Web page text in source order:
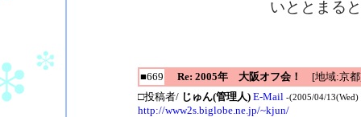
いととまる
■669 Re: 2005年 大阪オフ会！
[地域:京
□投稿者/ じゅん(管理人) E-Mail -(2005/04/13(Wed)
http://www2s.biglobe.ne.jp/~kjun/